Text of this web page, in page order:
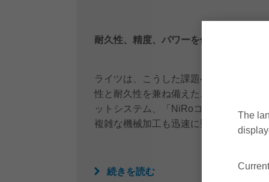
耐久性、精度、パワーを備えた優れもの
ライツは、こうした課題への取り組み
性と耐久性を兼ね備えたステンレス鋼
ットシステム、「NiRoコレットチャッ
複雑な機械加工も迅速に難なくこなす
続きを読む
The